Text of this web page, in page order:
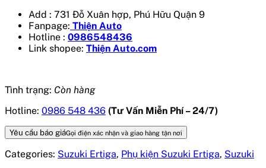
Add : 731 Đỗ Xuân hợp, Phú Hữu Quận 9
Fanpage: Thiện Auto
Hotline : 0986548436
Link shopee: Thiện Auto.com
Tình trạng: Còn hàng
Hotline: 0986 548 436 (Tư Vấn Miễn Phí – 24/7)
Yêu cầu báo giáGọi điện xác nhận và giao hàng tận nơi
Categories: Suzuki Ertiga, Phụ kiện Suzuki Ertiga, Suzuki